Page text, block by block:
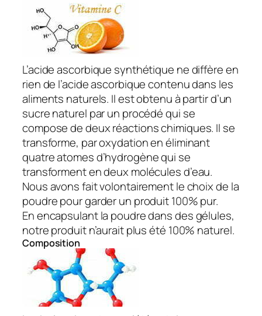
L’acide ascorbique synthétique ne diffère en
rien de l’acide ascorbique contenu dans les
aliments naturels. Il est obtenu à partir d’un
sucre naturel par un procédé qui se
compose de deux réactions chimiques. Il se
transforme, par oxydation en éliminant
quatre atomes d’hydrogène qui se
transforment en deux molécules d’eau.
Nous avons fait volontairement le choix de la
poudre pour garder un produit 100% pur.
En encapsulant la poudre dans des gélules,
notre produit n’aurait plus été 100% naturel.
Composition